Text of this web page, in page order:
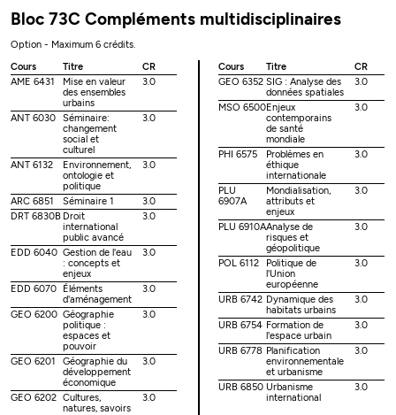
Bloc 73C Compléments multidisciplinaires
Option - Maximum 6 crédits.
Cours
Titre
CR
AME 6431
Mise en valeur
des ensembles
urbains
3.0
ANT 6030
Séminaire:
changement
social et
culturel
3.0
ANT 6132
Environnement,
ontologie et
politique
3.0
ARC 6851 Séminaire 1
3.0
DRT 6830B Droit
international
public avancé
3.0
EDD 6040 Gestion de l'eau
: concepts et
enjeux
3.0
EDD 6070
Éléments
d'aménagement
3.0
GEO 6200 Géographie
politique :
espaces et
pouvoir
3.0
GEO 6201
Géographie du
développement
économique
3.0
GEO 6202 Cultures,
natures, savoirs
3.0
Cours Titre
CR
GEO 6352 SIG : Analyse des
données spatiales
3.0
MSO 6500Enjeux
contemporains
de santé
mondiale
3.0
PHI 6575
Problèmes en
éthique
internationale
3.0
PLU
6907A
Mondialisation,
attributs et
enjeux
3.0
PLU 6910AAnalyse de
risques et
géopolitique
3.0
POL 6112
Politique de
l'Union
européenne
3.0
URB 6742 Dynamique des
habitats urbains
3.0
URB 6754 Formation de
l'espace urbain
3.0
URB 6778 Planification
environnementale
et urbanisme
3.0
URB 6850 Urbanisme
international
3.0